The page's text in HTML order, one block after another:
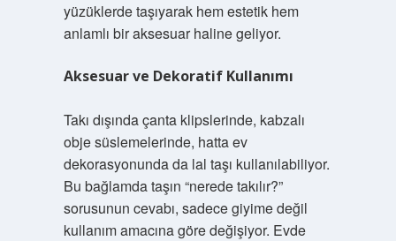
yüzüklerde taşıyarak hem estetik hem
anlamlı bir aksesuar haline geliyor.
Aksesuar ve Dekoratif Kullanımı
Takı dışında çanta klipslerinde, kabzalı
obje süslemelerinde, hatta ev
dekorasyonunda da lal taşı kullanılabiliyor.
Bu bağlamda taşın “nerede takılır?”
sorusunun cevabı, sadece giyime değil
kullanım amacına göre değişiyor. Evde